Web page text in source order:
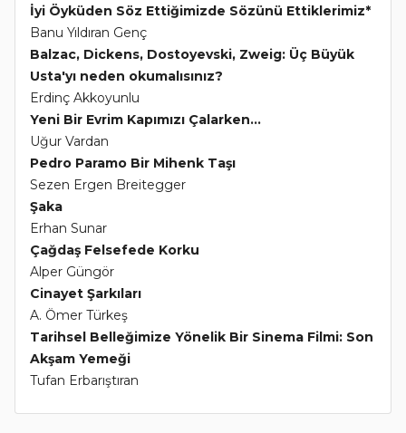
İyi Öyküden Söz Ettiğimizde Sözünü Ettiklerimiz*
Banu Yıldıran Genç
Balzac, Dickens, Dostoyevski, Zweig: Üç Büyük
Usta'yı neden okumalısınız?
Erdinç Akkoyunlu
Yeni Bir Evrim Kapımızı Çalarken...
Uğur Vardan
Pedro Paramo Bir Mihenk Taşı
Sezen Ergen Breitegger
Şaka
Erhan Sunar
Çağdaş Felsefede Korku
Alper Güngör
Cinayet Şarkıları
A. Ömer Türkeş
Tarihsel Belleğimize Yönelik Bir Sinema Filmi: Son
Akşam Yemeği
Tufan Erbarıştıran